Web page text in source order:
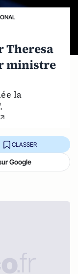
Theresa
ministre
la
CLASSER
Google